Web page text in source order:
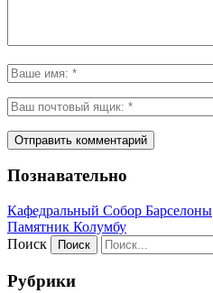
Познавательно
Кафeдрaльный Собор Барселоны
Пaмятник Колумбу
Поиск
Рубрики